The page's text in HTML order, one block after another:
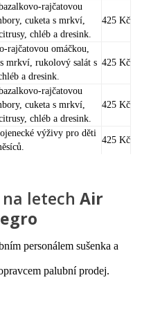
cuketa s mrkví,
chléb a dresink.
425 Kč
omáčkou,
mrkví, rukolový salát s
a dresink.
425 Kč
cuketa s mrkví,
chléb a dresink.
425 Kč
výživy pro děti
425 Kč
letech Air
personálem sušenka a
palubní prodej.